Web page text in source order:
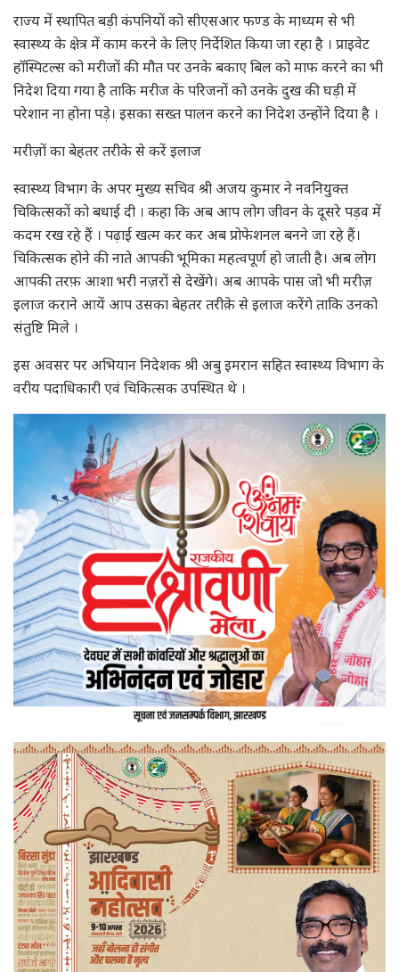
राज्य में स्थापित बड़ी कंपनियों को सीएसआर फण्ड के माध्यम से भी
स्वास्थ्य के क्षेत्र में काम करने के लिए निर्देशित किया जा रहा है । प्राइवेट
हॉस्पिटल्स को मरीजों की मौत पर उनके बकाए बिल को माफ करने का भी
निदेश दिया गया है ताकि मरीज के परिजनों को उनके दुख की घड़ी में
परेशान ना होना पड़े। इसका सख्त पालन करने का निदेश उन्होंने दिया है ।
मरीज़ों का बेहतर तरीके से करें इलाज
स्वास्थ्य विभाग के अपर मुख्य सचिव श्री अजय कुमार ने नवनियुक्त
चिकित्सकों को बधाई दी । कहा कि अब आप लोग जीवन के दूसरे पड़व में
कदम रख रहे हैं । पढ़ाई खत्म कर कर अब प्रोफेशनल बनने जा रहे हैं।
चिकित्सक होने की नाते आपकी भूमिका महत्वपूर्ण हो जाती है। अब लोग
आपकी तरफ़ आशा भरी नज़रों से देखेंगे। अब आपके पास जो भी मरीज़
इलाज कराने आयें आप उसका बेहतर तरीक़े से इलाज करेंगे ताकि उनको
संतुष्टि मिले ।
इस अवसर पर अभियान निदेशक श्री अबु इमरान सहित स्वास्थ्य विभाग के
वरीय पदाधिकारी एवं चिकित्सक उपस्थित थे ।